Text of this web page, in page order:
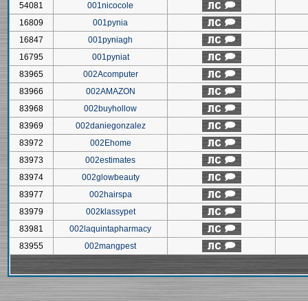
54081
001nicocole
16809
001pynia
16847
001pyniagh
16795
001pyniat
83965
002Acomputer
83966
002AMAZON
83968
002buyhollow
83969
002daniegonzalez
83972
002Ehome
83973
002estimates
83974
002glowbeauty
83977
002hairspa
83979
002klassypet
83981
002laquintapharmacy
83955
002mangpest